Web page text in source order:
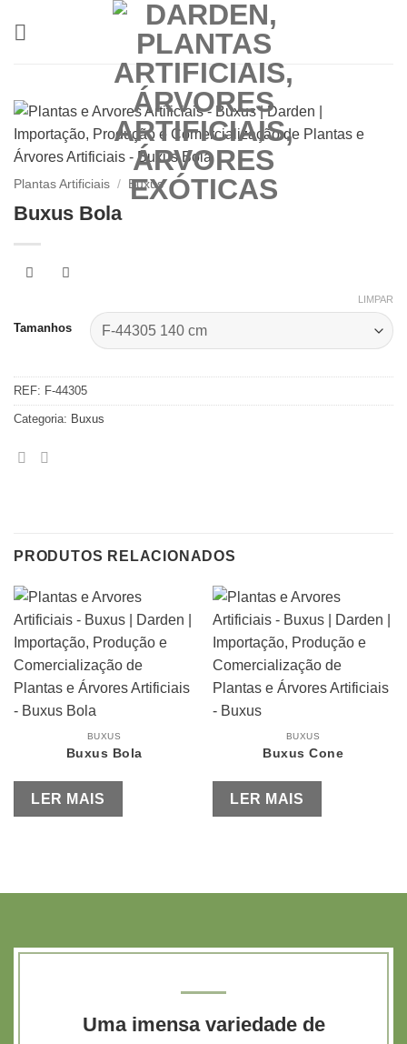
Plantas Artificiais / Buxus
Buxus Bola
Tamanhos
LIMPAR
REF: F-44305
Categoria: Buxus
PRODUTOS RELACIONADOS
BUXUS
Buxus Bola
LER MAIS
BUXUS
Buxus Cone
LER MAIS
Uma imensa variedade de